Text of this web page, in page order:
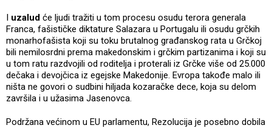
I uzalud će ljudi tražiti u tom procesu osudu terora generala
Franca, fašističke diktature Salazara u Portugalu ili osudu grčkih
monarhofašista koji su toku brutalnog građanskog rata u Grčkoj
bili nemilosrdni prema makedonskim i grčkim partizanima i koji su
u tom ratu razdvojili od roditelja i proterali iz Grčke više od 25.000
dečaka i devojčica iz egejske Makedonije. Evropa takođe malo ili
ništa ne govori o sudbini hiljada kozaračke dece, koja su delom
završila i u užasima Jasenovca.
Podržana većinom u EU parlamentu, Rezolucija je posebno dobila